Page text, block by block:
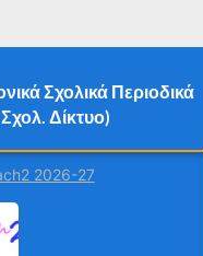
Σχολικά Περιοδικά
Δίκτυο)
2026-27